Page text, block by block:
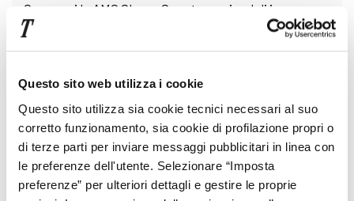
Questo sito web utilizza i cookie
Questo sito utilizza sia cookie tecnici necessari al suo
corretto funzionamento, sia cookie di profilazione propri o
di terze parti per inviare messaggi pubblicitari in linea con
le preferenze dell'utente. Selezionare “Imposta
preferenze” per ulteriori dettagli e gestire le proprie
Cerca qui le AMG Classe C usate o aziendali in
vendita online. Sfoglia le pagine per valutare
l'auto perfetta tra quelle presenti Presso le
nostre Concessionarie potrai finalizzare la scelta
finale. I veicoli vengono descritti con minuziosa
Nessun veicolo al momento disponibile